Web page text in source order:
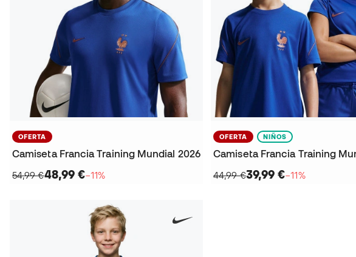
OFERTA
Camiseta Francia Training Mundial 2026
54,99 €48,99 €−11%
OFERTA NIÑOS
44,99 €39,99 €−11%